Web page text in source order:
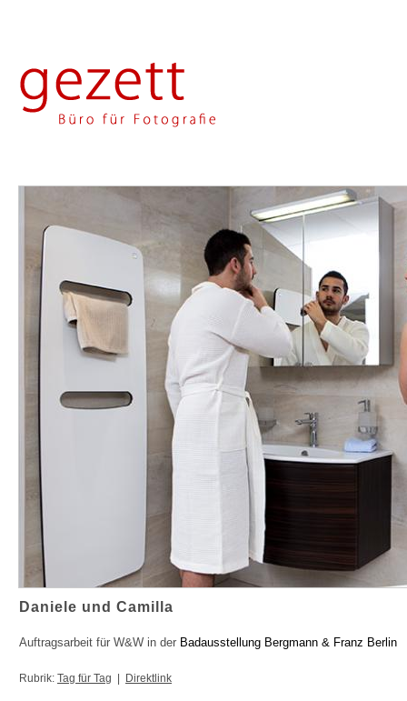
Daniele und Camilla
Auftragsarbeit für W&W in der Badausstellung Bergmann & Franz Berlin
Rubrik: Tag für Tag Direktlink